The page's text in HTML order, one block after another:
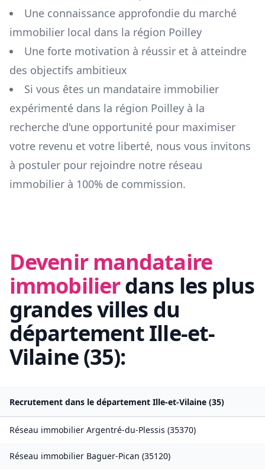
Une connaissance approfondie du marché
immobilier local dans la région Poilley
Une forte motivation à réussir et à atteindre
des objectifs ambitieux
Si vous êtes un mandataire immobilier
expérimenté dans la région Poilley à la
recherche d'une opportunité pour maximiser
votre revenu et votre liberté, nous vous invitons
à postuler pour rejoindre notre réseau
immobilier à 100% de commission.
Devenir mandataire
immobilierdans les plus
grandes villes du
départementIlle-et-
Vilaine(35):
Recrutement dans le département Ille-et-Vilaine (35)
Réseau immobilier Argentré-du-Plessis (35370)
Réseau immobilier Baguer-Pican (35120)